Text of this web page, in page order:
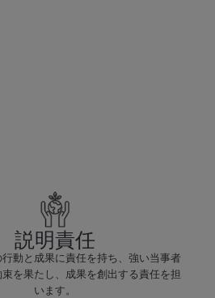
説明責任
動と成果に責任を持ち、強い当事者
を果たし、成果を創出する責任を担
います。